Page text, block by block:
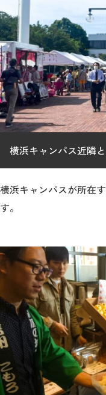
横浜キャンパス近隣
横浜キャンパスが所在
す。